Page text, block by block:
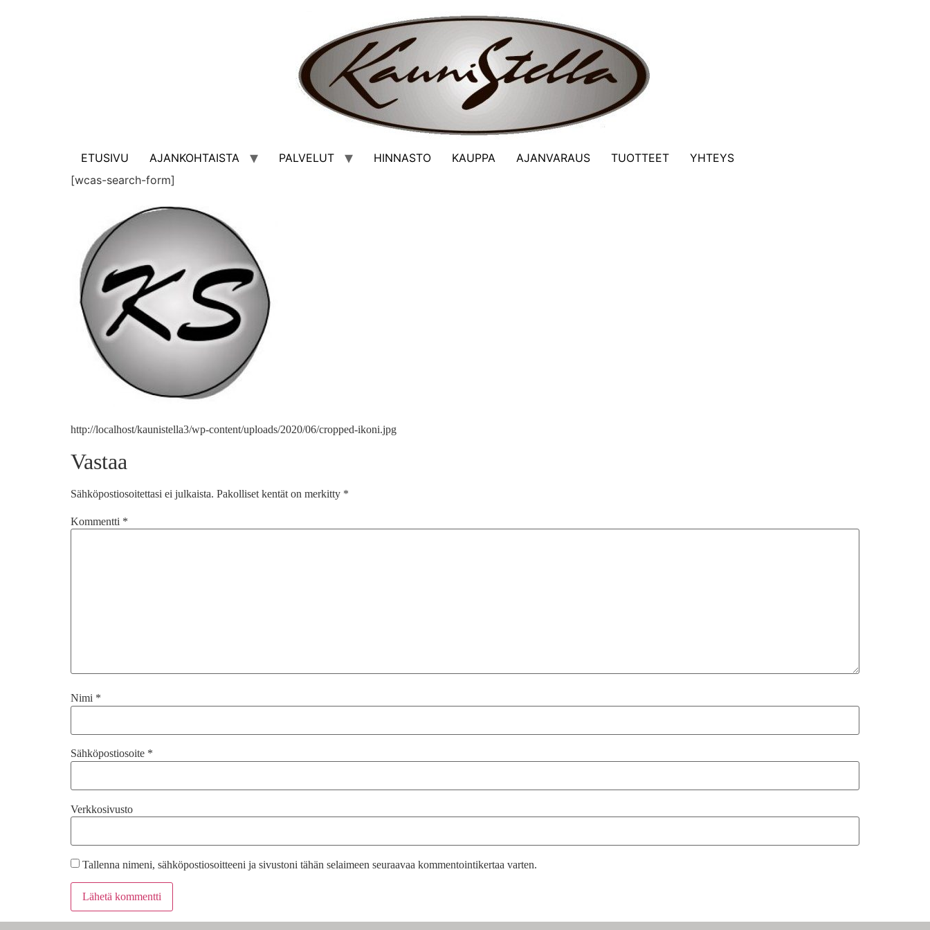
ETUSIVU AJANKOHTAISTA PALVELUT HINNASTO KAUPPA AJANVARAUS TUOTTEET
YHTEYS
[wcas-search-form]
http://localhost/kaunistella3/wp-content/uploads/2020/06/cropped-ikoni.jpg
Vastaa
Sähköpostiosoitettasi ei julkaista. Pakolliset kentät on merkitty *
Kommentti *
Nimi *
Sähköpostiosoite *
Verkkosivusto
Tallenna nimeni, sähköpostiosoitteeni ja sivustoni tähän selaimeen seuraavaa kommentointikertaa varten.